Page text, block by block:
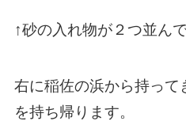
↑砂の入れ物が２つ並んで
右に稲佐の浜から持って
を持ち帰ります。